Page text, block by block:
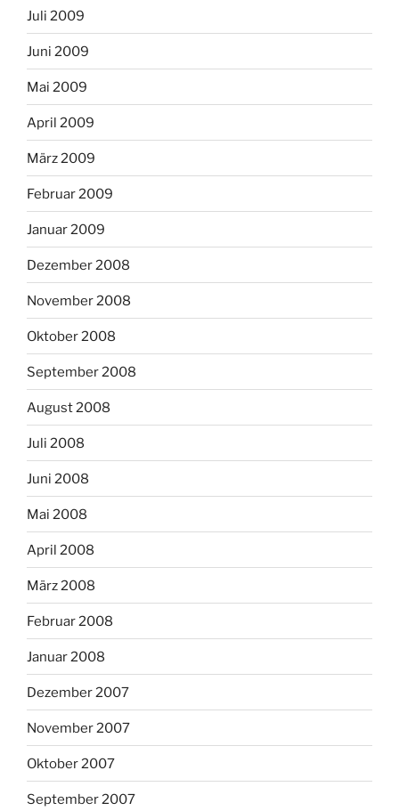
Juli 2009
Juni 2009
Mai 2009
April 2009
März 2009
Februar 2009
Januar 2009
Dezember 2008
November 2008
Oktober 2008
September 2008
August 2008
Juli 2008
Juni 2008
Mai 2008
April 2008
März 2008
Februar 2008
Januar 2008
Dezember 2007
November 2007
Oktober 2007
September 2007